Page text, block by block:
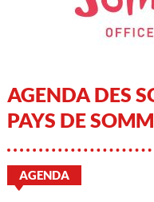
AGENDA DES
PAYS DE
AGENDA